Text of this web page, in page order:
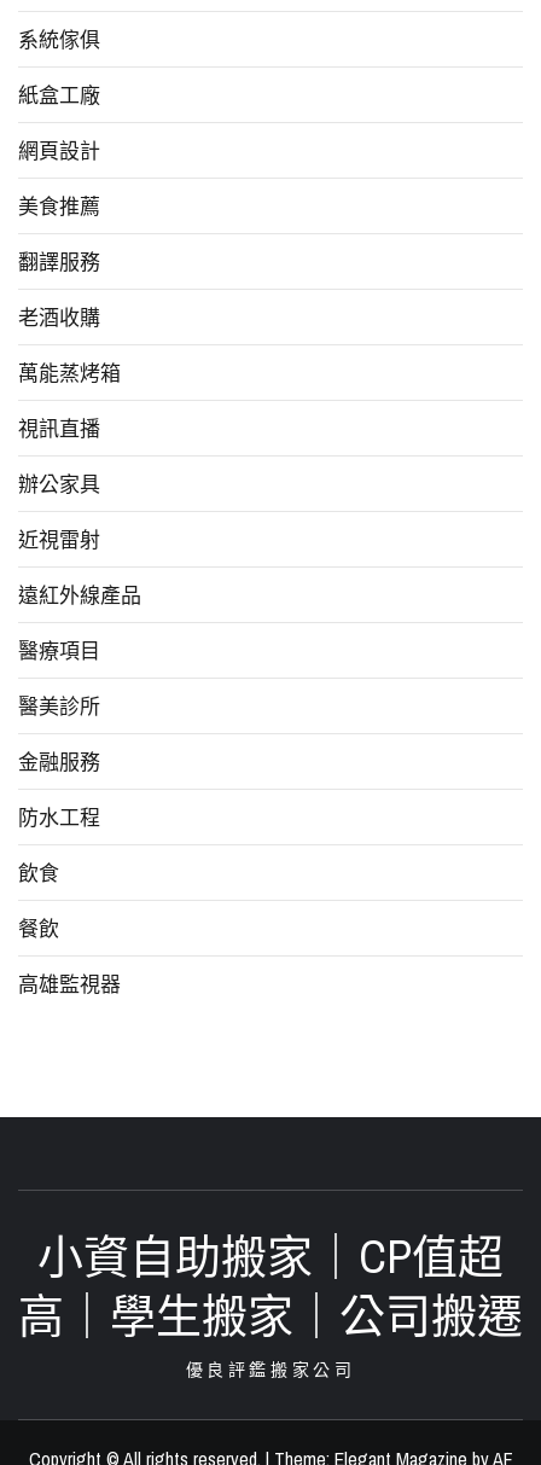
系統傢俱
紙盒工廠
網頁設計
美食推薦
翻譯服務
老酒收購
萬能蒸烤箱
視訊直播
辦公家具
近視雷射
遠紅外線產品
醫療項目
醫美診所
金融服務
防水工程
飲食
餐飲
高雄監視器
小資自助搬家｜CP值超
高｜學生搬家｜公司搬遷‎
優良評鑑搬家公司
Copyright © All rights reserved. | Theme: Elegant Magazine byAF